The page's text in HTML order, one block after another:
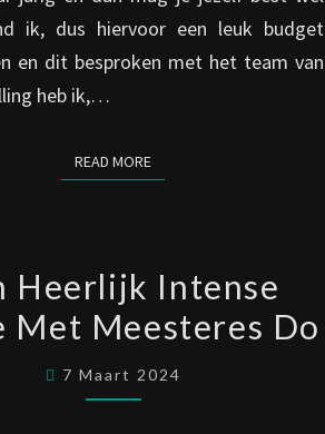
ik, dus hiervoor een leuk budget
en dit besproken met het team van
heb ik,…
READ MOREREAD MORE
HEERLIJK
INTENSE
MET
Heerlijk Intense
Met Meesteres Do
7 Maart 2024